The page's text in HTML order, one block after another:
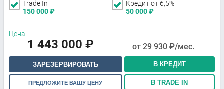
Trade In
150 000₽
Кредит от 6,5%
50 000₽
Цена:
1 443 000 ₽ от 29 930 ₽/мес.
ЗАРЕЗЕРВИРОВАТЬ В КРЕДИТ
ПРЕДЛОЖИТЕ ВАШУ ЦЕНУ В TRADE IN